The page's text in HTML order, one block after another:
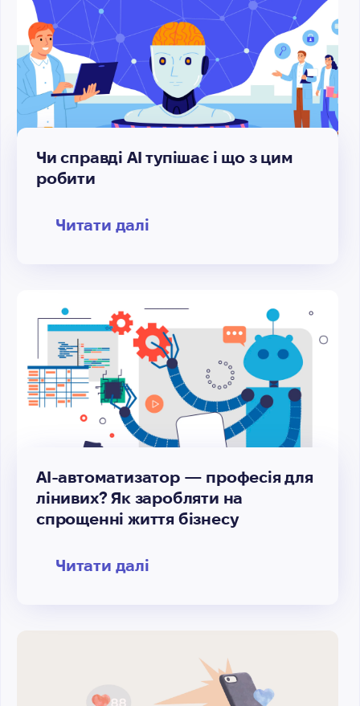
Чи справді AI тупішає і що з цим
робити
Читати далі
AI-автоматизатор — професія для
лінивих? Як заробляти на
спрощенні життя бізнесу
Читати далі